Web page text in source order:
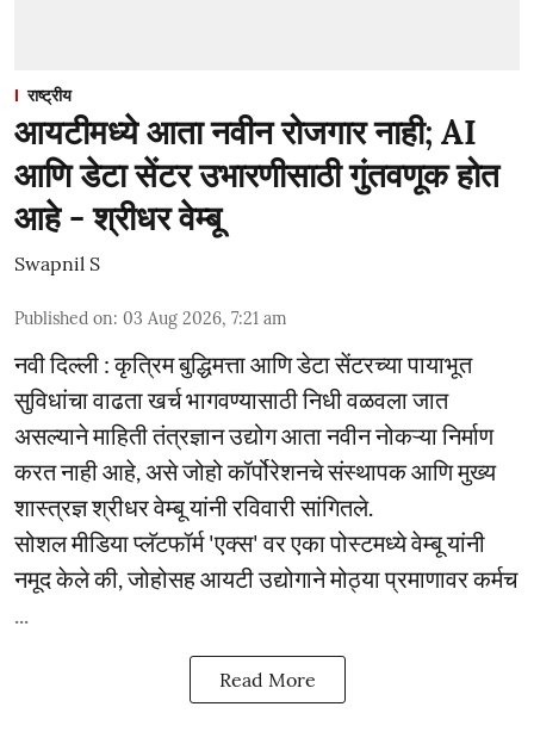
राष्ट्रीय
आयटीमध्ये आता नवीन रोजगार नाही; AI
आणि डेटा सेंटर उभारणीसाठी गुंतवणूक होत
आहे - श्रीधर वेम्बू
Swapnil S
Published on: 03 Aug 2026, 7:21 am
नवी दिल्ली : कृत्रिम बुद्धिमत्ता आणि डेटा सेंटरच्या पायाभूत
सुविधांचा वाढता खर्च भागवण्यासाठी निधी वळवला जात
असल्याने माहिती तंत्रज्ञान उद्योग आता नवीन नोकऱ्या निर्माण
करत नाही आहे, असे जोहो कॉर्पोरेशनचे संस्थापक आणि मुख्य
शास्त्रज्ञ श्रीधर वेम्बू यांनी रविवारी सांगितले.
सोशल मीडिया प्लॅटफॉर्म 'एक्स' वर एका पोस्टमध्ये वेम्बू यांनी
नमूद केले की, जोहोसह आयटी उद्योगाने मोठ्या प्रमाणावर कर्मच
...
Read More